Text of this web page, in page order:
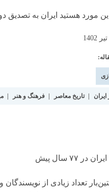
تاریخ معاصر فرهنگ و هنر
سال پیش
تعداد زیادی از نویسندگان